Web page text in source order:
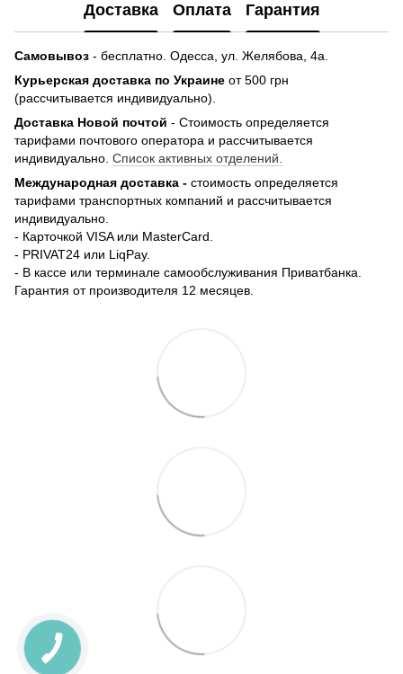
Доставка Оплата Гарантия
Самовывоз - бесплатно. Одесса, ул. Желябова, 4а.
Курьерская доставка по Украине от 500 грн
(рассчитывается индивидуально).
Доставка Новой почтой - Стоимость определяется
тарифами почтового оператора и рассчитывается
индивидуально. Список активных отделений.
Международная доставка - стоимость определяется
тарифами транспортных компаний и рассчитывается
индивидуально.
- Карточкой VISA или MasterCard.
- PRIVAT24 или LiqPay.
- В кассе или терминале самообслуживания Приватбанка.
Гарантия от производителя 12 месяцев.